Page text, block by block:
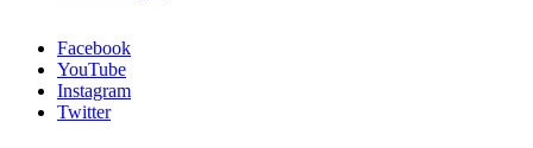
Facebook
YouTube
Instagram
Twitter